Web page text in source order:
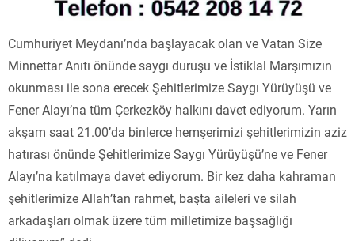
Cumhuriyet Meydanı’nda başlayacak olan ve Vatan Size
Minnettar Anıtı önünde saygı duruşu ve İstiklal Marşımızın
okunması ile sona erecek Şehitlerimize Saygı Yürüyüşü ve
Fener Alayı’na tüm Çerkezköy halkını davet ediyorum. Yarın
akşam saat 21.00’da binlerce hemşerimizi şehitlerimizin aziz
hatırası önünde Şehitlerimize Saygı Yürüyüşü’ne ve Fener
Alayı’na katılmaya davet ediyorum. Bir kez daha kahraman
şehitlerimize Allah’tan rahmet, başta aileleri ve silah
arkadaşları olmak üzere tüm milletimize başsağlığı